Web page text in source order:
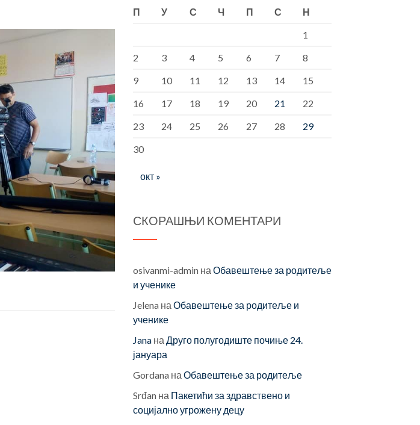
П
У С Ч П С
Н
1
2
3 4 5 6 7
8
9
10 11 12 13 14
15
16
17 18 19 20 21
22
23
24 25 26 27 28
29
30
окт »
СКОРАШЊИ КОМЕНТАРИ
osivanmi-admin на Обавештење за родитеље
и ученике
Jelena на Обавештење за родитеље и
ученике
Jana на Друго полугодиште почиње 24.
јануара
Gordana на Обавештење за родитеље
Srđan на Пакетићи за здравствено и
социјално угрожену децу